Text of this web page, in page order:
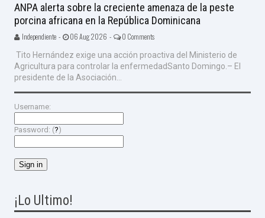
ANPA alerta sobre la creciente amenaza de la peste
porcina africana en la República Dominicana
Independiente - 06 Aug 2026 - 0 Comments
Tito Hernández exige una acción proactiva del Ministerio de
Agricultura para controlar la enfermedadSanto Domingo.– El
presidente de la Asociación...
Username:
Password: (?)
¡Lo Ultimo!